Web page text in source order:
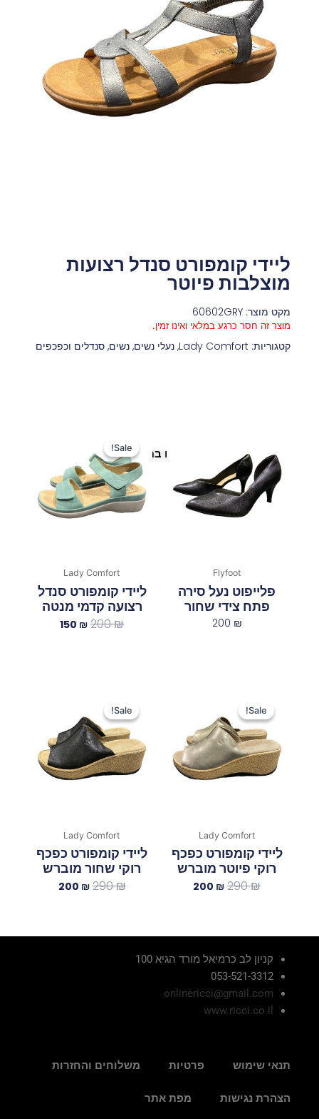
ליידי קומפורט סנדל רצועות
מוצלבות פיוטר
מקט מוצר: 60602GRY
מוצר זה חסר כרגע במלאי ואינו זמין.
קטגוריות: Lady Comfort
, נעלי נשים, נשים, סנדלים וכפכפים
פריטים נוספים במיוחד בשבילך
Flyfoot
פלייפוט נעל סירה
פתח צידי שחור
200 ₪
Sale!
Sale!
Lady Comfort
ליידי קומפורט סנדל
רצועה קדמי מנטה
200₪
היה:
200 ₪.
150 ₪
150 ₪.
Sale!
Sale!
Lady Comfort
ליידי קומפורט כפכף
רוקי פיוטר מוברש
290₪
היה:
290 ₪.
200 ₪
200 ₪.
Sale!
Sale!
Lady Comfort
ליידי קומפורט כפכף
רוקי שחור מוברש
290₪
היה:
290 ₪.
200 ₪
200 ₪.
קניון לב כרמיאל מורד הגיא 100
053-521-3312
onlinericci@gmail.com
www.ricci.co.il
תנאי שימוש פרטיות משלוחים והחזרות
הצהרת נגישות מפת אתר